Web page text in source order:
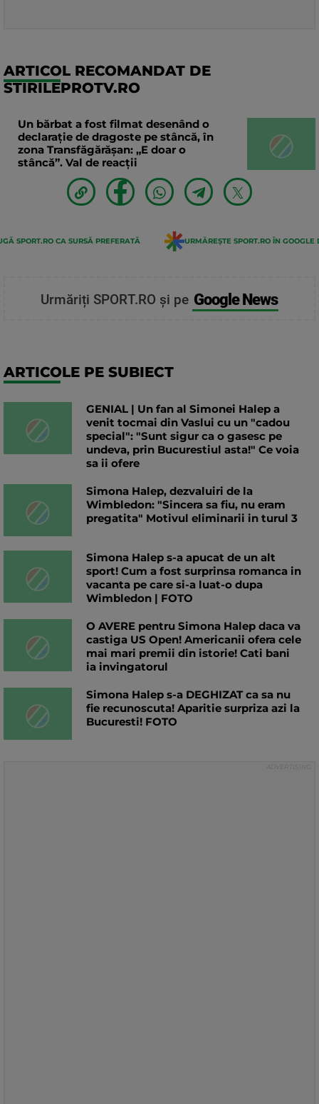
ARTICOL RECOMANDAT DE
STIRILEPROTV.RO
Un bărbat a fost filmat desenând o
declaraţie de dragoste pe stâncă, în
zona Transfăgărăşan: „E doar o
stâncă”. Val de reacții
SPORT.RO CA SURSĂ PREFERATĂ URMĂREȘTE SPORT.RO ÎN GOOGLE
Urmăriți SPORT.RO și pe Google News
ARTICOLE PE SUBIECT
GENIAL | Un fan al Simonei Halep a
venit tocmai din Vaslui cu un "cadou
special": "Sunt sigur ca o gasesc pe
undeva, prin Bucurestiul asta!" Ce voia
sa ii ofere
Simona Halep, dezvaluiri de la
Wimbledon: "Sincera sa fiu, nu eram
pregatita" Motivul eliminarii in turul 3
Simona Halep s-a apucat de un alt
sport! Cum a fost surprinsa romanca in
vacanta pe care si-a luat-o dupa
Wimbledon | FOTO
O AVERE pentru Simona Halep daca va
castiga US Open! Americanii ofera cele
mai mari premii din istorie! Cati bani
ia invingatorul
Simona Halep s-a DEGHIZAT ca sa nu
fie recunoscuta! Aparitie surpriza azi la
Bucuresti! FOTO